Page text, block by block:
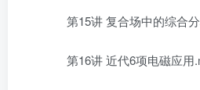
第15讲 复合场中的综合
第16讲 近代6项电磁应用